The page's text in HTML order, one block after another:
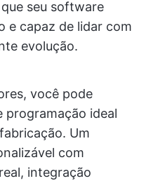
seu software
e capaz de lidar com
evolução.
você pode
ideal
Um
com
integração